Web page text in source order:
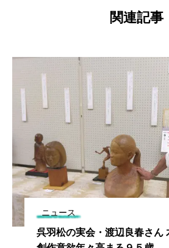
関連記事
ニュース
呉羽松の実会・渡辺良春さん